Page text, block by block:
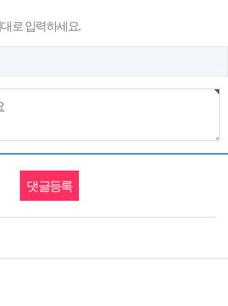
로 입력하세요.